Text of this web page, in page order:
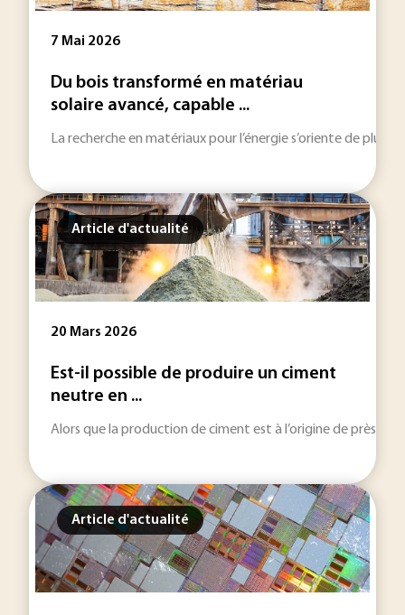
7 Mai 2026
Du bois transformé en matériau
solaire avancé, capable ...
La recherche en matériaux pour l’énergie s’oriente de plus
Article d'actualité
20 Mars 2026
Est-il possible de produire un ciment
neutre en ...
Alors que la production de ciment est à l’origine de près de
Article d'actualité